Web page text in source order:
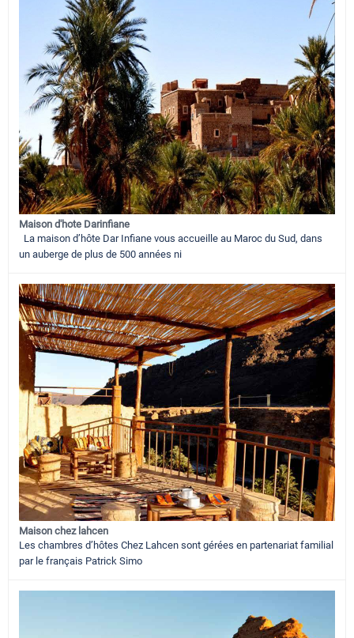
Maison d'hote Darinfiane
La maison d’hôte Dar Infiane vous accueille au Maroc du Sud, dans
un auberge de plus de 500 années ni
Maison chez lahcen
Les chambres d’hôtes Chez Lahcen sont gérées en partenariat familial
par le français Patrick Simo